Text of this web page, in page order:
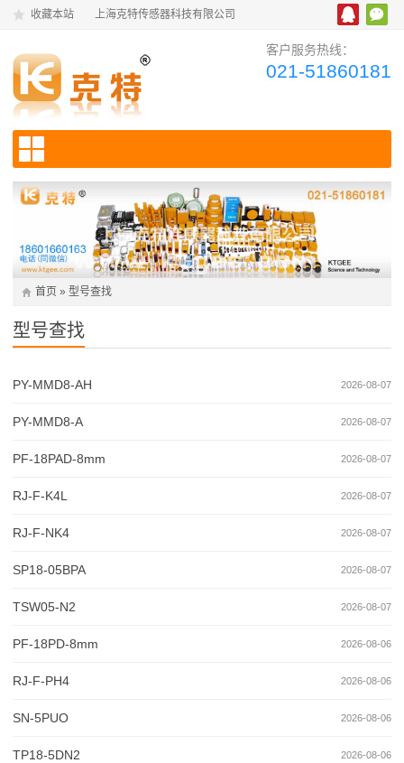
收藏本站 上海克特传感器科技有限公司
客户服务热线：
021-51860181
首页 » 型号查找
型号查找
2026-08-07
PY-MMD8-AH
2026-08-07
PY-MMD8-A
2026-08-07
PF-18PAD-8mm
2026-08-07
RJ-F-K4L
2026-08-07
RJ-F-NK4
2026-08-07
SP18-05BPA
2026-08-07
TSW05-N2
2026-08-06
PF-18PD-8mm
2026-08-06
RJ-F-PH4
2026-08-06
SN-5PUO
2026-08-06
TP18-5DN2